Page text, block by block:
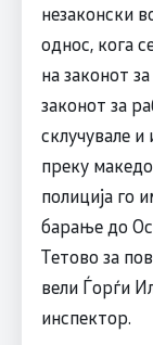
незаконски
однос, кога
на законот
законот за
склучувале и
преку
полиција го
барање до
Тетово за
вели Ѓорѓи
инспектор.